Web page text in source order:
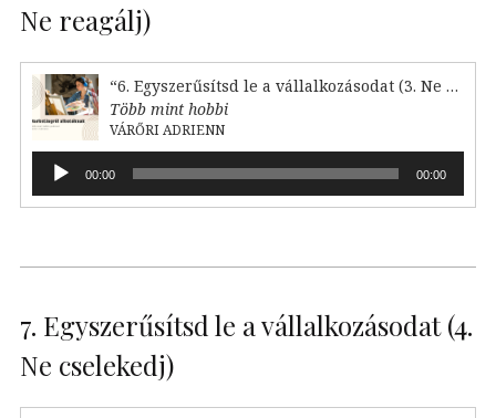
Ne reagálj)
“6. Egyszerűsítsd le a vállalkozásodat (3. Ne reagálj)”
Több mint hobbi
VÁRŐRI ADRIENN
Audió
lejátszó00:00 00:00
7. Egyszerűsítsd le a vállalkozásodat (4.
Ne cselekedj)